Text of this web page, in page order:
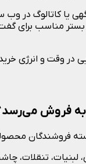
یا کاتالوگ در
بستر مناسب برای
در وقت و انرژی
به فروش
فروشندگان
لبنیات، تنقلات،